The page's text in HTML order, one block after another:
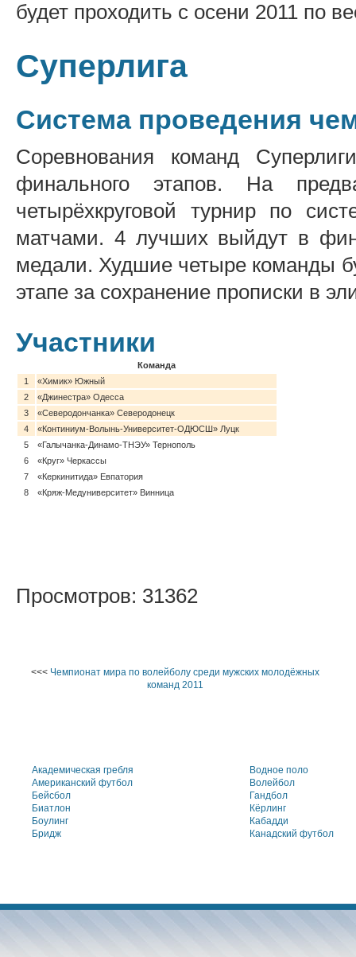
будет проходить с осени 2011 по
Суперлига
Система проведения
Соревнования команд
финального этапов. На
четырёхкруговой турнир по
матчами. 4 лучших выйдут в
медали. Худшие четыре команды
этапе за сохранение прописки в
Участники
Команда
1
«Химик» Южный
2
«Джинестра» Одесса
3
«Северодончанка» Северодонецк
4
«Континиум-Волынь-Университет-ОДЮСШ» Луцк
5
«Галычанка-Динамо-ТНЭУ» Тернополь
6
«Круг» Черкассы
7
«Керкинитида» Евпатория
8
«Кряж-Медуниверситет» Винница
Просмотров: 31362
<<< Чемпионат мира по волейболу среди мужских молодёжных
команд 2011
Академическая гребля
Американский футбол
Бейсбол
Биатлон
Боулинг
Бридж
Водное поло
Волейбол
Гандбол
Кёрлинг
Кабадди
Канадский футбол